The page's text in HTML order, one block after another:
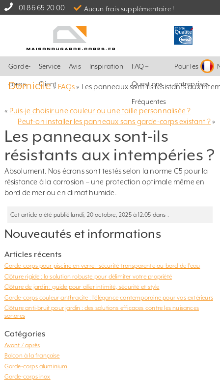
01 86 65 20 00 Aucun frais supplémentaire !
Garde-
corps
Service
Client
Avis Inspiration FAQ –
Questions
Fréquentes
Pour les
entreprises
Domicile» FAQs» Les panneaux sont-ils résistants aux
« Puis-je choisir une couleur ou une taille personnalisée ?
Peut-on installer les panneaux sans garde-corps existant ?»
Les panneaux sont-ils
résistants aux intempéries ?
Absolument. Nos écrans sont testés selon la norme C5 pour la
résistance à la corrosion – une protection optimale même en
bord de mer ou en climat humide.
Cet article a été publié lundi, 20 octobre, 2025 à 12:05 dans .
Nouveautés et informations
Articles récents
Garde-corps pour piscine en verre : sécurité transparente au bord de l’eau
Clôture rigide : la solution robuste pour délimiter votre propriété
Clôture de jardin : guide pour allier intimité, sécurité et style
Garde-corps couleur anthracite : l’élégance contemporaine pour vos extérieurs
Clôture anti-bruit pour jardin : des solutions efficaces contre les nuisances
sonores
Catégories
Avant / après
Balcon à la française
Garde-corps aluminium
Garde-corps inox